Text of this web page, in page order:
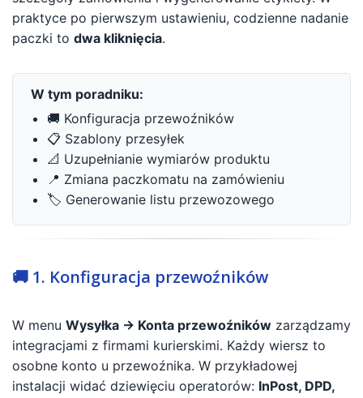
praktyce po pierwszym ustawieniu, codzienne nadanie
paczki to dwa kliknięcia.
W tym poradniku:
🚚 Konfiguracja przewoźników
📋 Szablony przesyłek
📐 Uzupełnianie wymiarów produktu
📍 Zmiana paczkomatu na zamówieniu
🏷️ Generowanie listu przewozowego
🚚 1. Konfiguracja przewoźników
W menu Wysyłka → Konta przewoźników zarządzamy
integracjami z firmami kurierskimi. Każdy wiersz to
osobne konto u przewoźnika. W przykładowej
instalacji widać dziewięciu operatorów: InPost, DPD,